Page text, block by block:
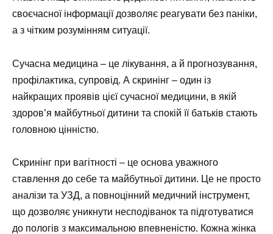
своєчасної інформації дозволяє реагувати без паніки,
а з чітким розумінням ситуації.
Сучасна медицина – це лікування, а й прогнозування,
профілактика, супровід. А скринінг – один із
найкращих проявів цієї сучасної медицини, в якій
здоров’я майбутньої дитини та спокій її батьків стають
головною цінністю.
Скринінг при вагітності – це основа уважного
ставлення до себе та майбутньої дитини. Це не просто
аналізи та УЗД, а повноцінний медичний інструмент,
що дозволяє уникнути несподіванок та підготуватися
до пологів з максимальною впевненістю. Кожна жінка